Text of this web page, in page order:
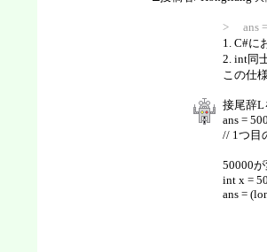
> ans =
1. C#に
2. int同
この仕
接尾辞L
ans =
// 1つ目
50000
int x =
ans =